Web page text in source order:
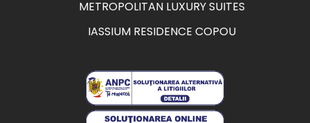
METROPOLITAN LUXURY SUITES
IASSIUM RESIDENCE COPOU